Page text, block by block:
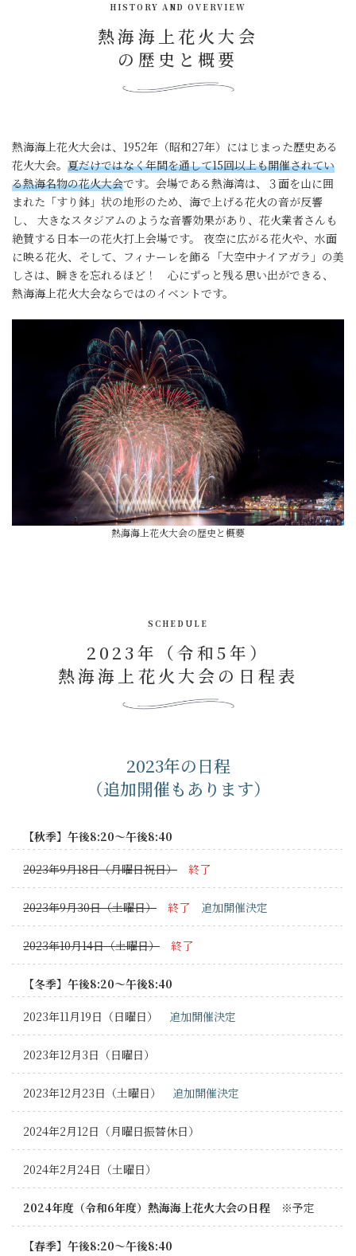
熱海海上花火大会
の歴史と概要
HISTORY AND OVERVIEW
熱海海上花火大会は、1952年（昭和27年）にはじまった歴史ある
花火大会。 夏だけではなく年間を通して15回以上も開催されてい
る熱海名物の花火大会です。会場である熱海湾は、３面を山に囲
まれた「すり鉢」状の地形のため、海で上げる花火の音が反響
し、 大きなスタジアムのような音響効果があり、花火業者さんも
絶賛する日本一の花火打上会場です。 夜空に広がる花火や、水面
に映る花火、そして、フィナーレを飾る「大空中ナイアガラ」の美
しさは、瞬きを忘れるほど！ 心にずっと残る思い出ができる、
熱海海上花火大会ならではのイベントです。
熱海海上花火大会の歴史と概要
2023年（令和5年）
熱海海上花火大会の日程表
SCHEDULE
2023年の日程
（追加開催もあります）
【秋季】午後8:20～午後8:40
2023年9月18日（月曜日祝日） 終了
2023年9月30日（土曜日） 終了 追加開催決定
2023年10月14日（土曜日） 終了
【冬季】午後8:20～午後8:40
2023年11月19日（日曜日） 追加開催決定
2023年12月3日（日曜日）
2023年12月23日（土曜日） 追加開催決定
2024年2月12日（月曜日振替休日）
2024年2月24日（土曜日）
2024年度（令和6年度）熱海海上花火大会の日程 ※予定
【春季】午後8:20～午後8:40